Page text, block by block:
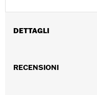
DETTAGLI
Caratteristiche funzionali:
RECENSIONI